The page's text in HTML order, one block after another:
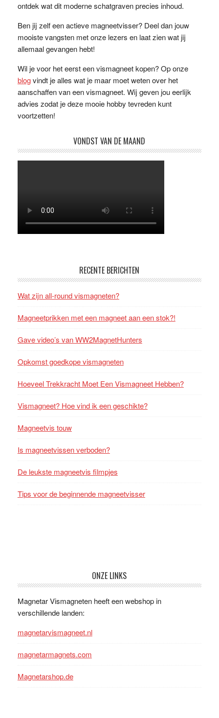
ontdek wat dit moderne schatgraven precies inhoud.
Ben jij zelf een actieve magneetvisser? Deel dan jouw
mooiste vangsten met onze lezers en laat zien wat jij
allemaal gevangen hebt!
Wil je voor het eerst een vismagneet kopen? Op onze
blogvindt je alles wat je maar moet weten over het
aanschaffen van een vismagneet. Wij geven jou eerlijk
advies zodat je deze mooie hobby tevreden kunt
voortzetten!
VONDST VAN DE MAAND
RECENTE BERICHTEN
Wat zijn all-round vismagneten?
Magneetprikken met een magneet aan een stok?!
Gave video’s van WW2MagnetHunters
Opkomst goedkope vismagneten
Hoeveel Trekkracht Moet Een Vismagneet Hebben?
Vismagneet? Hoe vind ik een geschikte?
Magneetvis touw
Is magneetvissen verboden?
De leukste magneetvis filmpjes
Tips voor de beginnende magneetvisser
ONZE LINKS
Magnetar Vismagneten heeft een webshop in
verschillende landen:
magnetarvismagneet.nl
magnetarmagnets.com
Magnetarshop.de